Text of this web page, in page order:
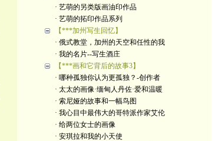
· 艺萌的另类版画油印作品
· 艺萌的拓印作品系列
【***加州写生回忆】
· 俄式教堂，加州的天空和任性的我
· 我的名片--写生酒庄
【***画和它背后的故事3】
· 哪种孤独你认为更孤独？-创作者
· 太太的画像·缅甸人丹佐·爱和温暖
· 索尼娅的故事和一幅鸟图
· 我心目中最伟大的哥特派作家艾伦
· 给两位女士的画像
· 安琪拉和我的小天使